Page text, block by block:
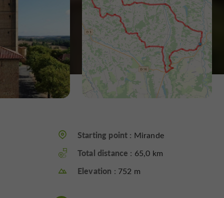
Starting point : Mirande
Total distance : 65,0 km
Elevation : 752 m